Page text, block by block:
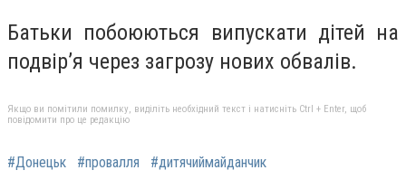
Батьки побоюються випускати дітей на
подвір’я через загрозу нових обвалів.
Якщо ви помітили помилку, виділіть необхідний текст і натисніть Ctrl + Enter, щоб
повідомити про це редакцію
#Донецьк #провалля #дитячиймайданчик